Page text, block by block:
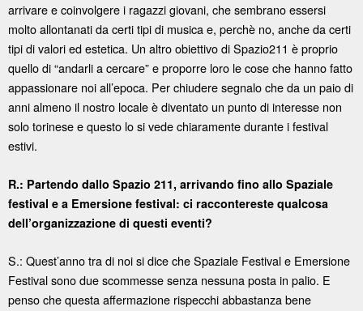
arrivare e coinvolgere i ragazzi giovani, che sembrano essersi
molto allontanati da certi tipi di musica e, perchè no, anche da certi
tipi di valori ed estetica. Un altro obiettivo di Spazio211 è proprio
quello di “andarli a cercare” e proporre loro le cose che hanno fatto
appassionare noi all’epoca. Per chiudere segnalo che da un paio di
anni almeno il nostro locale è diventato un punto di interesse non
solo torinese e questo lo si vede chiaramente durante i festival
estivi.
R.: Partendo dallo Spazio 211, arrivando fino allo Spaziale
festival e a Emersione festival: ci raccontereste qualcosa
dell’organizzazione di questi eventi?
S.: Quest’anno tra di noi si dice che Spaziale Festival e Emersione
Festival sono due scommesse senza nessuna posta in palio. E
penso che questa affermazione rispecchi abbastanza bene